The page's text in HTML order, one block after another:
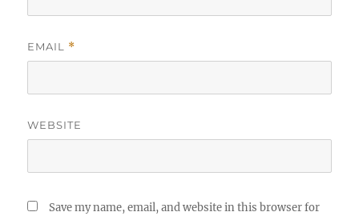
EMAIL *
WEBSITE
Save my name, email, and website in this browser for